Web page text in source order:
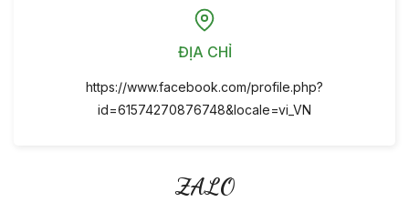
ĐỊA CHỈ
https://www.facebook.com/profile.php?
id=61574270876748&locale=vi_VN
ZALO